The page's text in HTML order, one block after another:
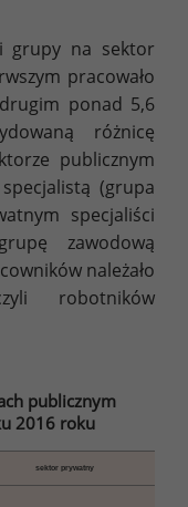
grupy na sektor
pracowało
ponad 5,6
różnicę
publicznym
(grupa
specjaliści
zawodową
należało
robotników
publicznym
2016 roku
sektor prywatny